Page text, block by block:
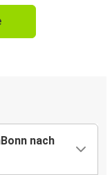
nach